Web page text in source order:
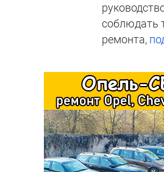
соблюдать
ремонта,